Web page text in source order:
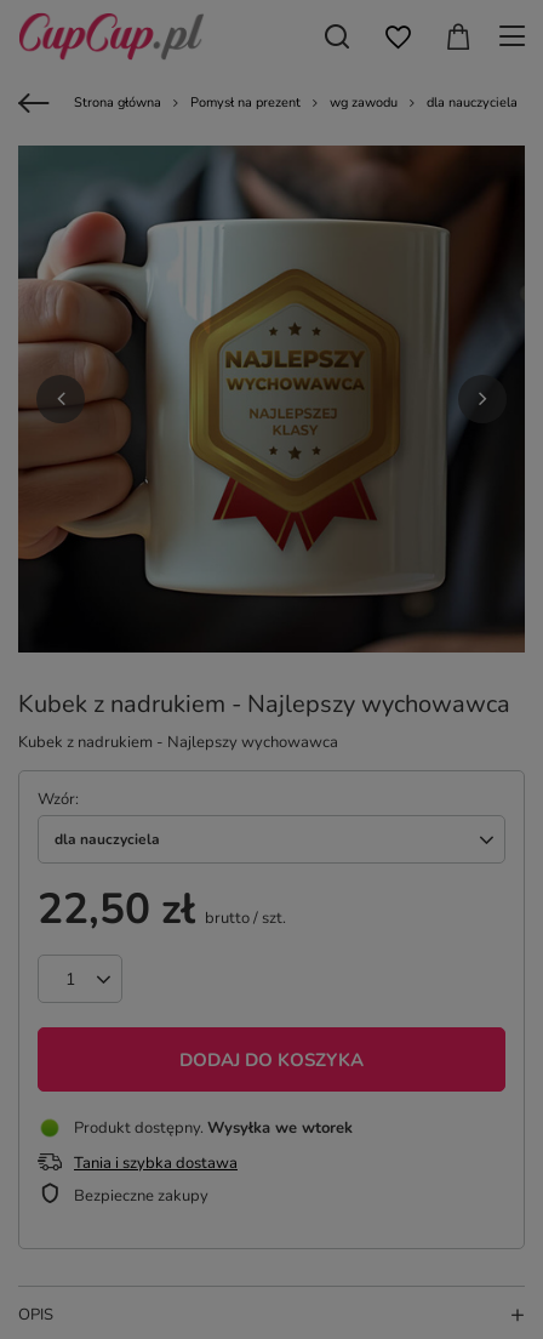
Strona główna Pomysł na prezent wg zawodu dla nauczyciela
Kubek z nadrukiem - Najlepszy wychowawca
Kubek z nadrukiem - Najlepszy wychowawca
Wzór
dla nauczyciela
22,50 zł brutto/ szt.
DODAJ DO KOSZYKA
Produkt dostępny Wysyłka we wtorek
Tania i szybka dostawa
Bezpieczne zakupy
OPIS